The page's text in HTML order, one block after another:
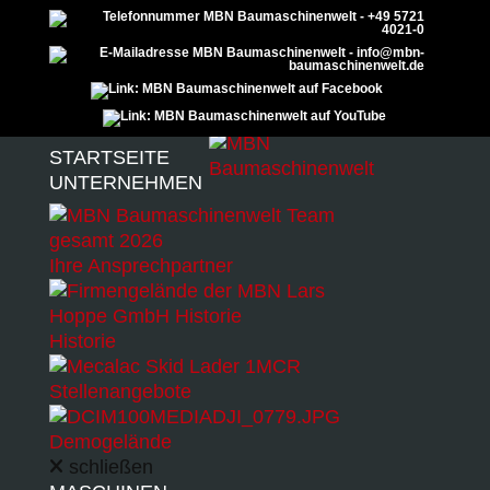
Zum Inhalt überspringen
Schließen Zurücksetzen
Sidebar-Einstellungen
Menu
STARTSEITE
UNTERNEHMEN
Ihre Ansprechpartner
Historie
Stellenangebote
Demogelände
schließen